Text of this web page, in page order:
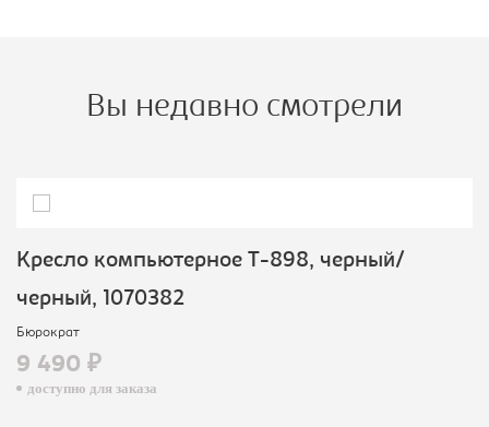
Вы недавно смотрели
Кресло компьютерное T-898, черный/
черный, 1070382
Бюрократ
9 490 ₽
доступно для заказа